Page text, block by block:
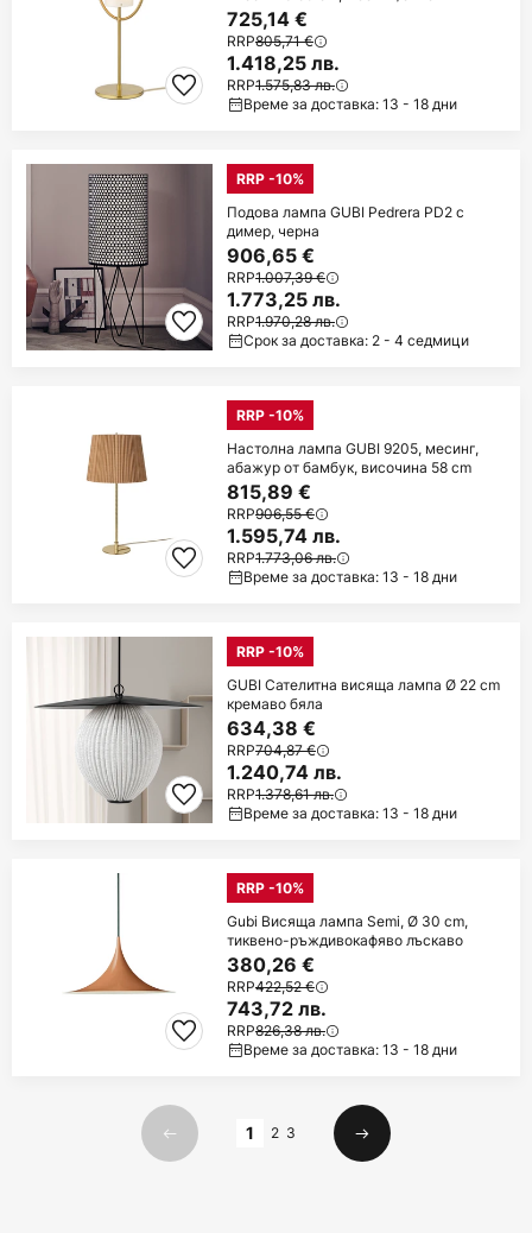
725,14 €
RRP805,71 €
1.418,25 лв.
RRP1.575,83 лв.
Време за доставка: 13 - 18 дни
RRP -10%
Подова лампа GUBI Pedrera PD2 с
димер, черна
906,65 €
RRP1.007,39 €
1.773,25 лв.
RRP1.970,28 лв.
Срок за доставка: 2 - 4 седмици
RRP -10%
Настолна лампа GUBI 9205, месинг,
абажур от бамбук, височина 58 cm
815,89 €
RRP906,55 €
1.595,74 лв.
RRP1.773,06 лв.
Време за доставка: 13 - 18 дни
RRP -10%
GUBI Сателитна висяща лампа Ø 22 cm
кремаво бяла
634,38 €
RRP704,87 €
1.240,74 лв.
RRP1.378,61 лв.
Време за доставка: 13 - 18 дни
RRP -10%
Gubi Висяща лампа Semi, Ø 30 cm,
тиквено-ръждивокафяво лъскаво
380,26 €
RRP422,52 €
743,72 лв.
RRP826,38 лв.
Време за доставка: 13 - 18 дни
Предишна
1 2 3
Следваща